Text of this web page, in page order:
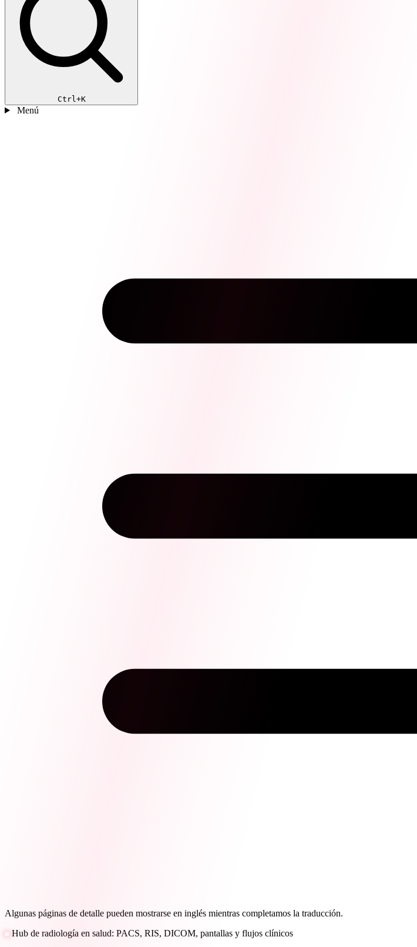
Ctrl+K
Menú
Algunas páginas de detalle pueden mostrarse en inglés mientras completamos la traducción.
Hub de radiología en salud: PACS, RIS, DICOM, pantallas y flujos clínicos